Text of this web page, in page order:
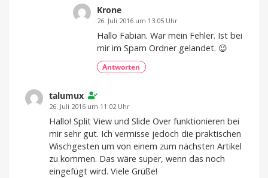
Krone
26. Juli 2016 um 13:05 Uhr
Hallo Fabian. War mein Fehler. Ist bei
mir im Spam Ordner gelandet. 😉
Antworten
talumux
26. Juli 2016 um 11:02 Uhr
Hallo! Split View und Slide Over funktionieren bei
mir sehr gut. Ich vermisse jedoch die praktischen
Wischgesten um von einem zum nächsten Artikel
zu kommen. Das wäre super, wenn das noch
eingefügt wird. Viele Grüße!